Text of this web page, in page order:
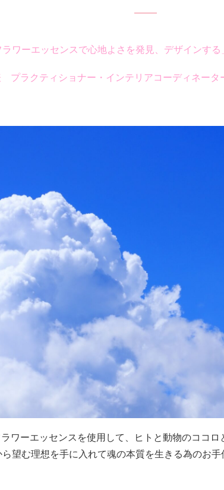
ワーエッセンスで心地よさを発見、デザインする
プラクティショナー・ インテリアコーディネータ
ワーエッセンスを使用して、ヒトと動物のココ
望む理想を手に入れて魂の本質を生きる為のお手